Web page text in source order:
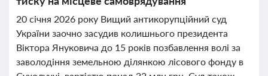
20 січня 2026 року Вищий антикорупційний суд
України заочно засудив колишнього президента
Віктора Януковича до 15 років позбавлення волі за
заволодіння земельною ділянкою лісового фонду в